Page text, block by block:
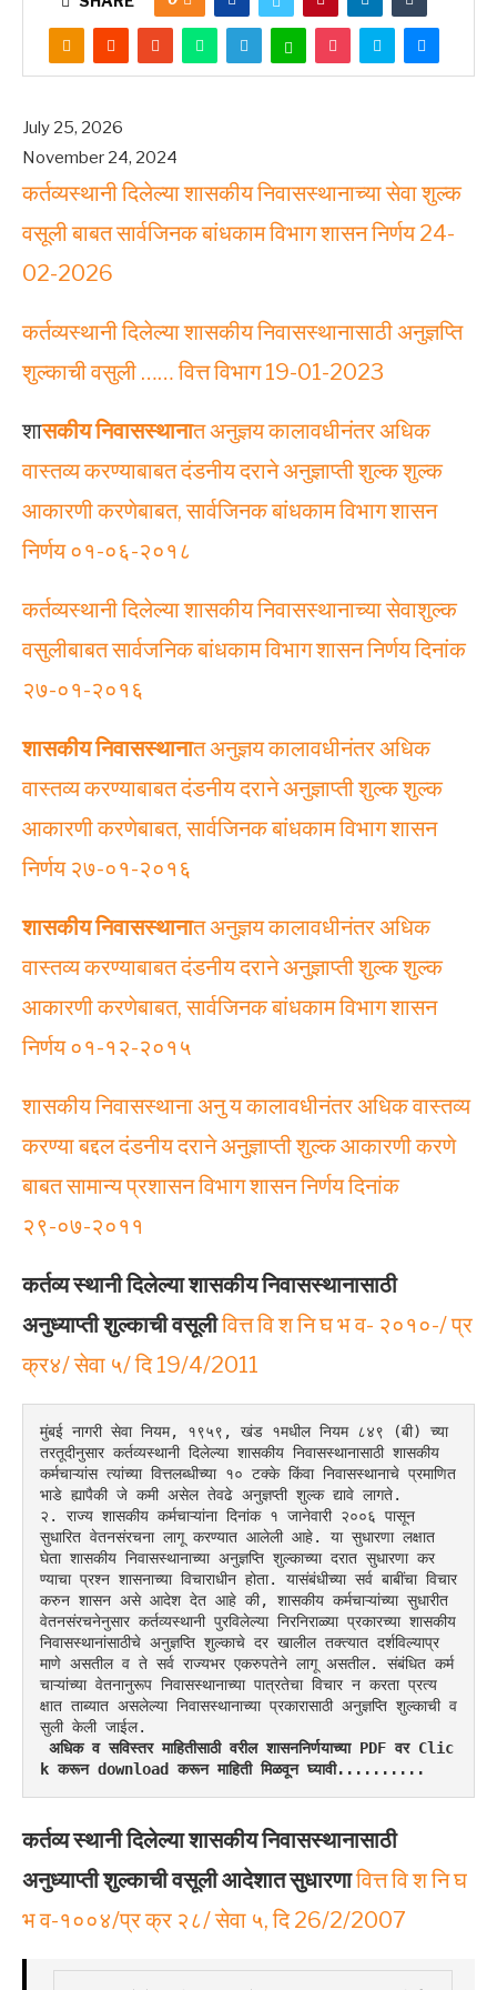
July 25, 2026
November 24, 2024
कर्तव्यस्थानी दिलेल्या शासकीय निवासस्थानाच्या सेवा शुल्क
वसूली बाबत सार्वजिनक बांधकाम विभाग शासन निर्णय 24-
02-2026
कर्तव्यस्थानी दिलेल्या शासकीय निवासस्थानासाठी अनुज्ञप्ति
शुल्काची वसुली …… वित्त विभाग 19-01-2023
शासकीय निवासस्थानात अनुज्ञय कालावधीनंतर अधिक
वास्तव्य करण्याबाबत दंडनीय दराने अनुज्ञाप्ती शुल्क शुल्क
आकारणी करणेबाबत, सार्वजिनक बांधकाम विभाग शासन
निर्णय ०१-०६-२०१८
कर्तव्यस्थानी दिलेल्या शासकीय निवासस्थानाच्या सेवाशुल्क
वसुलीबाबत सार्वजनिक बांधकाम विभाग शासन निर्णय दिनांक
२७-०१-२०१६
शासकीय निवासस्थानात अनुज्ञय कालावधीनंतर अधिक
वास्तव्य करण्याबाबत दंडनीय दराने अनुज्ञाप्ती शुल्क शुल्क
आकारणी करणेबाबत, सार्वजिनक बांधकाम विभाग शासन
निर्णय २७-०१-२०१६
शासकीय निवासस्थानात अनुज्ञय कालावधीनंतर अधिक
वास्तव्य करण्याबाबत दंडनीय दराने अनुज्ञाप्ती शुल्क शुल्क
आकारणी करणेबाबत, सार्वजिनक बांधकाम विभाग शासन
निर्णय ०१-१२-२०१५
शासकीय निवासस्थाना अनु य कालावधीनंतर अधिक वास्तव्य
करण्या बद्दल दंडनीय दराने अनुज्ञाप्ती शुल्क आकारणी करणे
बाबत सामान्य प्रशासन विभाग शासन निर्णय दिनांक
२९-०७-२०११
कर्तव्य स्थानी दिलेल्या शासकीय निवासस्थानासाठी
अनुध्याप्ती शुल्काची वसूलीवित्त वि श नि घ भ व- २०१०-/ प्र
क्र४/ सेवा ५/ दि 19/4/2011
मुंबई नागरी सेवा नियम, १९५९, खंड १मधील नियम ८४९ (बी) च्या
तरतूदीनुसार कर्तव्यस्थानी दिलेल्या शासकीय निवासस्थानासाठी शासकीय
कर्मचाऱ्यांस त्यांच्या वित्तलब्धीच्या १० टक्के किंवा निवासस्थानाचे प्रमाणित
भाडे ह्यापैकी जे कमी असेल तेवढे अनुज्ञप्ती शुल्क द्यावे लागते.
२. राज्य शासकीय कर्मचाऱ्यांना दिनांक १ जानेवारी २००६ पासून
सुधारित वेतनसंरचना लागू करण्यात आलेली आहे. या सुधारणा लक्षात
घेता शासकीय निवासस्थानाच्या अनुज्ञप्ति शुल्काच्या दरात सुधारणा कर
ण्याचा प्रश्न शासनाच्या विचाराधीन होता. यासंबंधीच्या सर्व बाबींचा विचार
करुन शासन असे आदेश देत आहे की, शासकीय कर्मचाऱ्यांच्या सुधारीत
वेतनसंरचनेनुसार कर्तव्यस्थानी पुरविलेल्या निरनिराळ्या प्रकारच्या शासकीय
निवासस्थानांसाठीचे अनुज्ञप्ति शुल्काचे दर खालील तक्त्यात दर्शविल्याप्र
माणे असतील व ते सर्व राज्यभर एकरुपतेने लागू असतील. संबंधित कर्म
चाऱ्यांच्या वेतनानुरूप निवासस्थानाच्या पात्रतेचा विचार न करता प्रत्य
क्षात ताब्यात असलेल्या निवासस्थानाच्या प्रकारासाठी अनुज्ञप्ति शुल्काची व
सुली केली जाईल.
अधिक व सविस्तर माहितीसाठी वरील शासननिर्णयाच्या PDF वर Clic
k करून download करून माहिती मिळवून घ्यावी..........
कर्तव्य स्थानी दिलेल्या शासकीय निवासस्थानासाठी
अनुध्याप्ती शुल्काची वसूली आदेशात सुधारणावित्त वि श नि घ
भ व-१००४/प्र क्र २८/ सेवा ५, दि 26/2/2007